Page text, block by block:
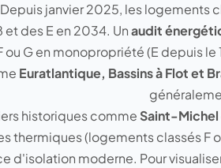
janvier 2025, les logements
et des E en 2034. Unaudit
ou G en monopropriété (E depuis le
Euratlantique, Bassins à Flot et
historiques comme Saint-
thermiques (logements classés F
d'isolation moderne. Pour